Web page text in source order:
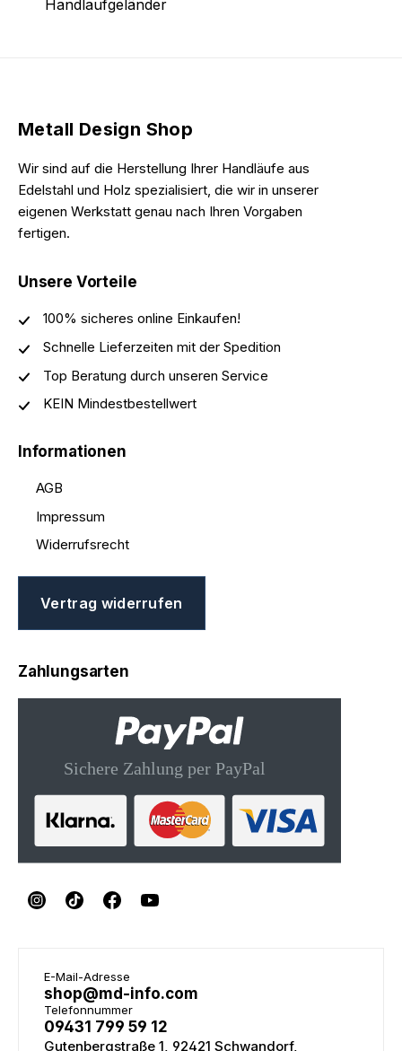
Handlaufgeländer
Metall Design Shop
Wir sind auf die Herstellung Ihrer Handläufe aus
Edelstahl und Holz spezialisiert, die wir in unserer
eigenen Werkstatt genau nach Ihren Vorgaben
fertigen.
Unsere Vorteile
100% sicheres online Einkaufen!
Schnelle Lieferzeiten mit der Spedition
Top Beratung durch unseren Service
KEIN Mindestbestellwert
Informationen
AGB
Impressum
Widerrufsrecht
Vertrag widerrufen
Zahlungsarten
E-Mail-Adresse
shop@md-info.com
Telefonnummer
09431 799 59 12
Gutenbergstraße 1, 92421 Schwandorf,